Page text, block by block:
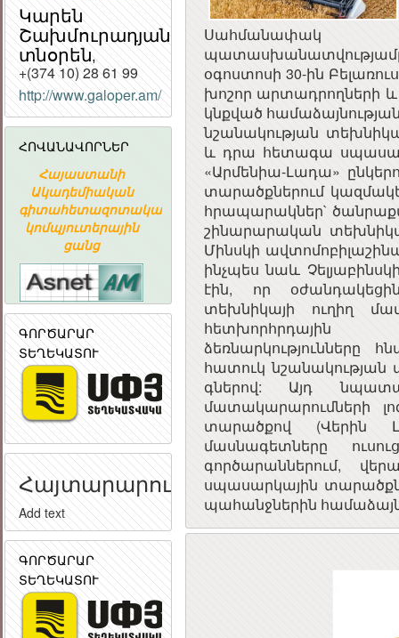
Կարեն
Շախմուրադյան,
տնօրեն,
+(374 10) 28 61 99
http://www.galoper.am/
ՀՈՎԱՆԱՎՈՐՆԵՐ
Հայաստանի
Ակադեմիական
գիտահետազոտական
կոմպյուտերային
ցանց
«ԱՐՄԻՆԿՈ»
ՀԱՅԿԱԿԱՆ
ՏԵՂԵԿԱՏՎԱԿԱՆ
ԸՆԿԵՐՈՒԹՅՈՒՆ
ԳՈՐԾԱՐԱՐ
ՏԵՂԵԿԱՏՈՒ
Հայտարարություն
Add text
ԳՈՐԾԱՐԱՐ
ՏԵՂԵԿԱՏՈՒ
Սահմանափակ
օգոստոսի 30-ին
խոշոր արտադրողների
կնքված
նշանակության
և դրա հետագա
«Արմենիա-Լադա»
տարածքներում
հրապարակներ`
շինարարական
Մինսկի
ինչպես նաև
էին, որ
տեխնիկայի ուղիղ
ձեռնարկությունները
հատուկ
գներով: Այդ
մատակարարումների
տարածքով (Վերին
մասնագետները
գործարաններում,
սպասարկային
պահանջներին
ՀԱՅԱՍՏԱՆԻ
ՀԱՆՐԱՅԻՆ
ԽՈՐՀՈՒՐԴ